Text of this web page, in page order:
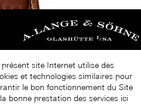
présent site Internet utilise des
et technologies similaires pour
le bon fonctionnement du Site
bonne prestation des services ici